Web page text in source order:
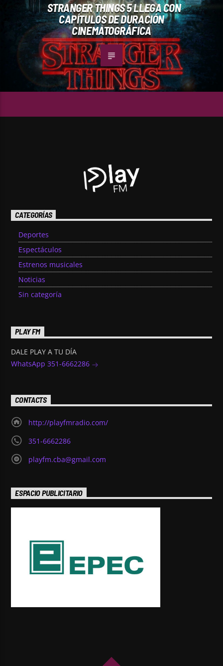
STRANGER THINGS 5 LLEGA CON
CAPÍTULOS DE DURACIÓN
CINEMATOGRÁFICA
CATEGORÍAS
Deportes
Espectáculos
Estrenos musicales
Noticias
Sin categoría
PLAY FM
DALE PLAY A TU DÍA
WhatsApp 351-6662286
CONTACTS
http://playfmradio.com/
351-6662286
playfm.cba@gmail.com
ESPACIO PUBLICITARIO